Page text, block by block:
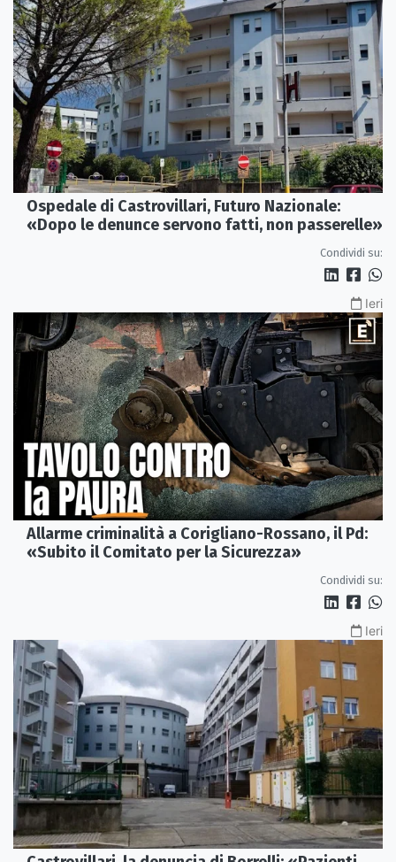
Ospedale di Castrovillari, Futuro Nazionale:
«Dopo le denunce servono fatti, non passerelle»
Condividi su:
Ieri
Allarme criminalità a Corigliano-Rossano, il Pd:
«Subito il Comitato per la Sicurezza»
Condividi su:
Ieri